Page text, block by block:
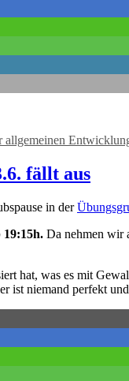
allgemeinen
fällt aus
in der
19:15h. Da nehmen wir
hat, was es mit
ist niemand perfekt